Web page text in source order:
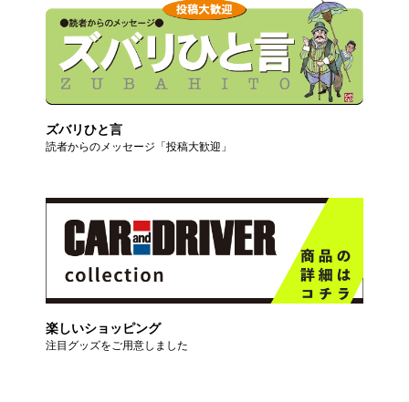
ズバリひと言
読者からのメッセージ「投稿大歓迎」
楽しいショッピング
注目グッズをご用意しました